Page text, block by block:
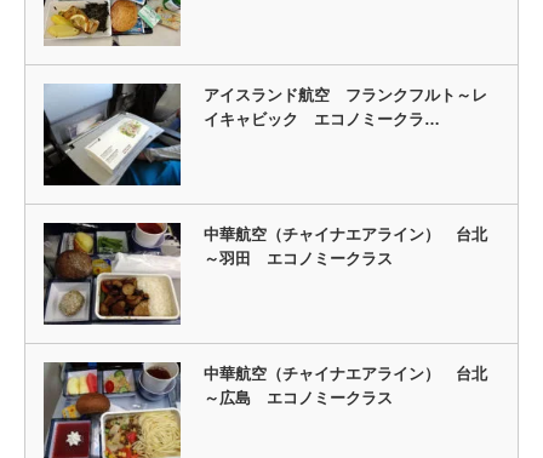
アイスランド航空 フランクフルト～レ
イキャビック エコノミークラ…
中華航空（チャイナエアライン） 台北
～羽田 エコノミークラス
中華航空（チャイナエアライン） 台北
～広島 エコノミークラス